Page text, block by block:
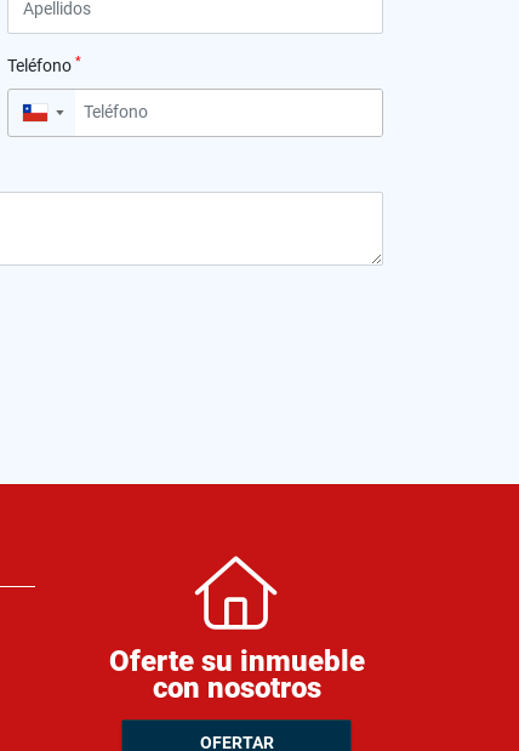
Teléfono *
▼
Oferte su inmueble
con nosotros
OFERTAR